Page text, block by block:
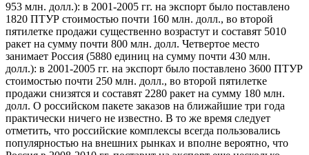
953 млн. долл.): в 2001-2005 гг. на экспорт было поставлено
1820 ПТУР стоимостью почти 160 млн. долл., во второй
пятилетке продажи существенно возрастут и составят 5010
ракет на сумму почти 800 млн. долл. Четвертое место
занимает Россия (5880 единиц на сумму почти 430 млн.
долл.): в 2001-2005 гг. на экспорт было поставлено 3600 ПТУР
стоимостью почти 250 млн. долл., во второй пятилетке
продажи снизятся и составят 2280 ракет на сумму 180 млн.
долл. О российском пакете заказов на ближайшие три года
практически ничего не известно. В то же время следует
отметить, что российские комплексы всегда пользовались
популярностью на внешних рынках и вполне вероятно, что